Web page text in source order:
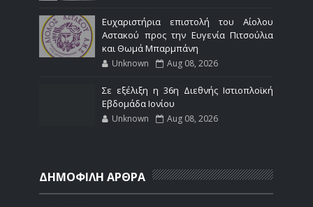
Ευχαριστήρια επιστολή του Αίολου
Αστακού προς την Ευγενία Πιτσούλια
και Θωμά Μπαρμπάνη
Unknown Aug 08, 2026
Σε εξέλιξη η 36η Διεθνής Ιστιοπλοϊκή
Εβδομάδα Ιονίου
Unknown Aug 08, 2026
ΔΗΜΟΦΙΛΗ ΑΡΘΡΑ